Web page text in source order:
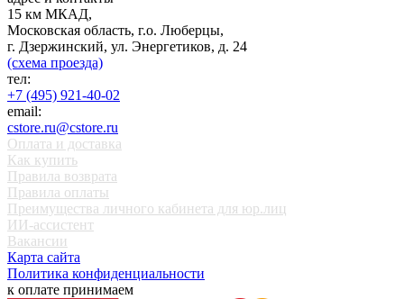
15 км МКАД,
Московская область, г.о. Люберцы,
г. Дзержинский, ул. Энергетиков, д. 24
(схема проезда)
тел:
+7 (495) 921-40-02
email:
cstore.ru@cstore.ru
Оплата и доставка
Как купить
Правила возврата
Правила оплаты
Преимущества личного кабинета для юр.лиц
ИИ-ассистент
Вакансии
Карта сайта
Политика конфиденциальности
к оплате принимаем